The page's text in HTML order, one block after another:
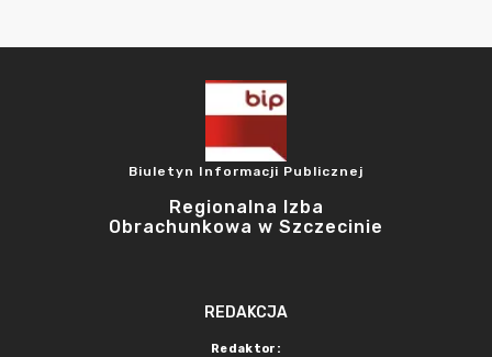
Biuletyn Informacji Publicznej
Regionalna Izba
Obrachunkowa w Szczecinie
REDAKCJA
Redaktor: